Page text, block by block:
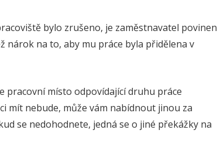
bylo zrušeno, je zaměstnavatel povinen
nárok na to, aby mu práce byla přidělena v
pracovní místo odpovídající druhu práce
mít nebude, může vám nabídnout jinou za
se nedohodnete, jedná se o jiné překážky na